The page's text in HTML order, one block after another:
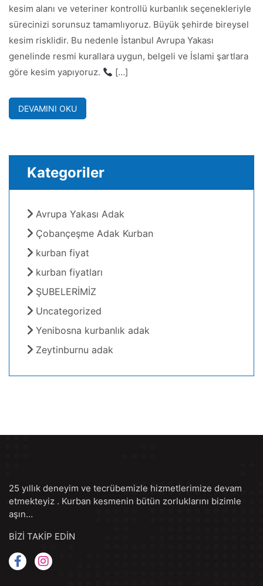
kesim alanı ve veteriner kontrollü kurbanlık seçenekleriyle
sürecinizi sorunsuz tamamlıyoruz. Büyük şehirde bireysel
kesim risklidir. Bu nedenle İstanbul Avrupa Yakası
genelinde resmi kurallara uygun, belgeli ve İslami şartlara
göre kesim yapıyoruz.
[…]
DEVAMINI OKU
Kategoriler
Avrupa Yakası Adak
Çobançeşme Adak Kurban
kurban fiyat
kurban fiyatları
ŞUBELERİMİZ
Uncategorized
Yenibosna kurbanlık adak
Zeytinburnu adak
25 yıllık deneyim ve tecrübemizle hizmetlerimize devam
etmekteyiz . Kurban kesmenin bütün zorluklarını bizimle
aşın…
BİZİ TAKİP EDİN